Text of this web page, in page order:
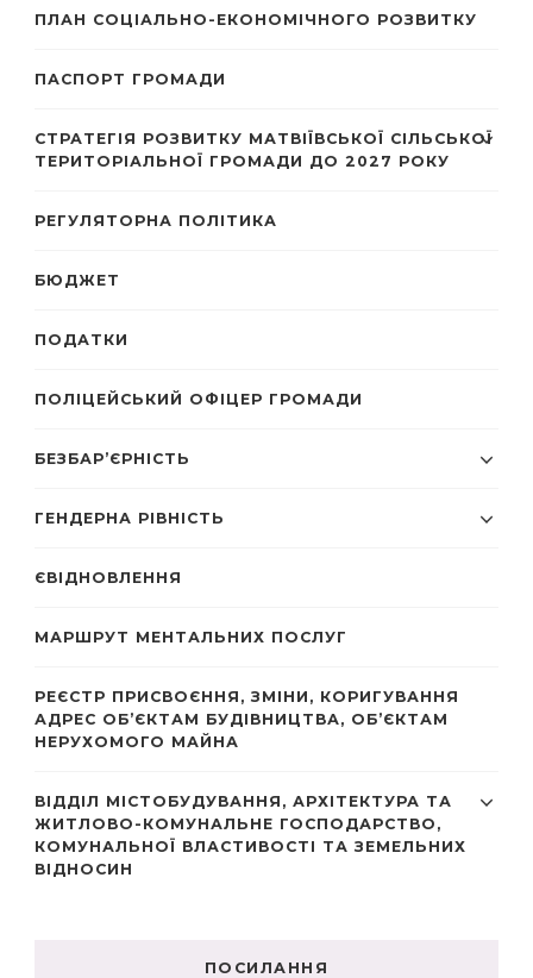
ПЛАН СОЦІАЛЬНО-ЕКОНОМІЧНОГО РОЗВИТКУ
ПАСПОРТ ГРОМАДИ
СТРАТЕГІЯ РОЗВИТКУ МАТВІЇВСЬКОЇ СІЛЬСЬКОЇ
ТЕРИТОРІАЛЬНОЇ ГРОМАДИ ДО 2027 РОКУ
РЕГУЛЯТОРНА ПОЛІТИКА
БЮДЖЕТ
ПОДАТКИ
ПОЛІЦЕЙСЬКИЙ ОФІЦЕР ГРОМАДИ
БЕЗБАР’ЄРНІСТЬ
ГЕНДЕРНА РІВНІСТЬ
ЄВІДНОВЛЕННЯ
МАРШРУТ МЕНТАЛЬНИХ ПОСЛУГ
РЕЄСТР ПРИСВОЄННЯ, ЗМІНИ, КОРИГУВАННЯ
АДРЕС ОБ’ЄКТАМ БУДІВНИЦТВА, ОБ’ЄКТАМ
НЕРУХОМОГО МАЙНА
ВІДДІЛ МІСТОБУДУВАННЯ, АРХІТЕКТУРА ТА
ЖИТЛОВО-КОМУНАЛЬНЕ ГОСПОДАРСТВО,
КОМУНАЛЬНОЇ ВЛАСТИВОСТІ ТА ЗЕМЕЛЬНИХ
ВІДНОСИН
ПОСИЛАННЯ